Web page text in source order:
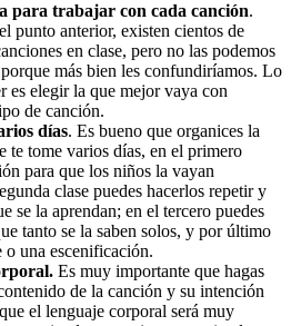
para trabajar con cada canción.
punto anterior, existen cientos de
en clase, pero no las podemos
más bien les confundiríamos. Lo
es elegir la que mejor vaya con
de canción.
días. Es bueno que organices la
te tome varios días, en el primero
para que los niños la vayan
clase puedes hacerlos repetir y
se la aprendan; en el tercero puedes
tanto se la saben solos, y por último
o una escenificación.
Es muy importante que hagas
de la canción y su intención
el lenguaje corporal será muy